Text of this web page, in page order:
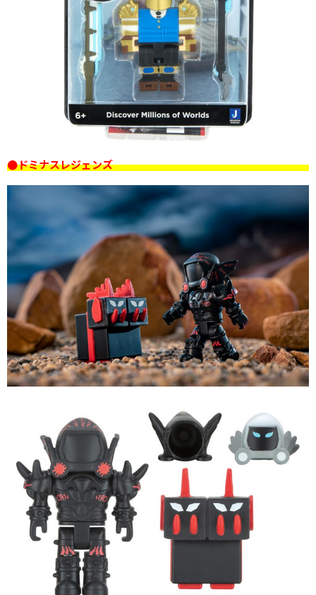
●ドミナスレジェンズ